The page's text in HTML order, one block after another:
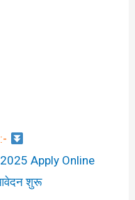
Apply Online
आवेदन शुरू